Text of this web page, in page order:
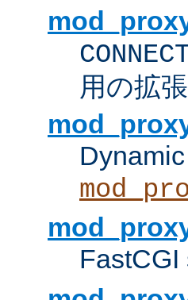
用の拡張